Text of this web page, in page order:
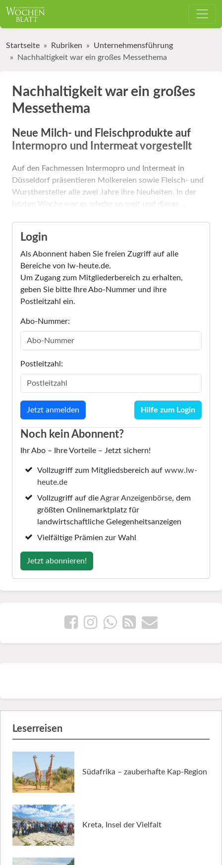
Startseite Rubriken
Unternehmensführung
Nachhaltigkeit war ein großes Messethema
Nachhaltigkeit war ein großes
Messethema
Neue Milch- und Fleischprodukte auf
Intermopro und Intermeat vorgestellt
Auf den Fachmessen Intermopro und Intermeat in
Düsseldorf präsentieren Molkereien sowie Fleisch- und
Wursthersteller alle zwei Jahre ihre Neuheiten. In der
letzten Woche war es wieder so weit und dieses ...
Login
Als Abonnent haben Sie freien Zugriff auf alle
Bereiche von lw-heute.de.
Um Zugang zum Mitgliederbereich zu erhalten,
geben Sie bitte Ihre Abo-Nummer und ihre
Postleitzahl ein.
Abo-Nummer:
Postleitzahl:
Hilfe zum Login
Noch kein Abonnent?
Ihr Abo – Ihre Vorteile – Jetzt sichern!
Vollzugriff zum Mitgliedsbereich aufwww.lw-
heute.de
Vollzugriff auf dieAgrar Anzeigenbörse, dem
größten Onlinemarktplatz für
landwirtschaftliche Gelegenheitsanzeigen
Vielfältige Prämien zur Wahl
Jetzt abonnieren!
Leserreisen
Südafrika – zauberhafte Kap-Region
Kreta, Insel der Vielfalt